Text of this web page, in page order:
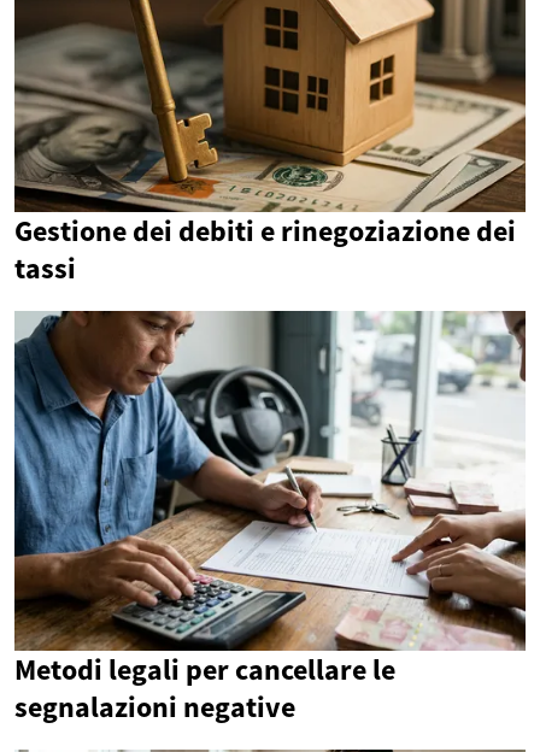
Gestione dei debiti e rinegoziazione dei
tassi
Metodi legali per cancellare le
segnalazioni negative